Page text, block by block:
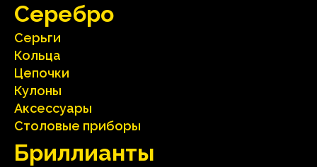
Серебрo
Серьги
Кольца
Цепочки
Кулоны
Аксесcуары
Столовые приборы
Бриллианты